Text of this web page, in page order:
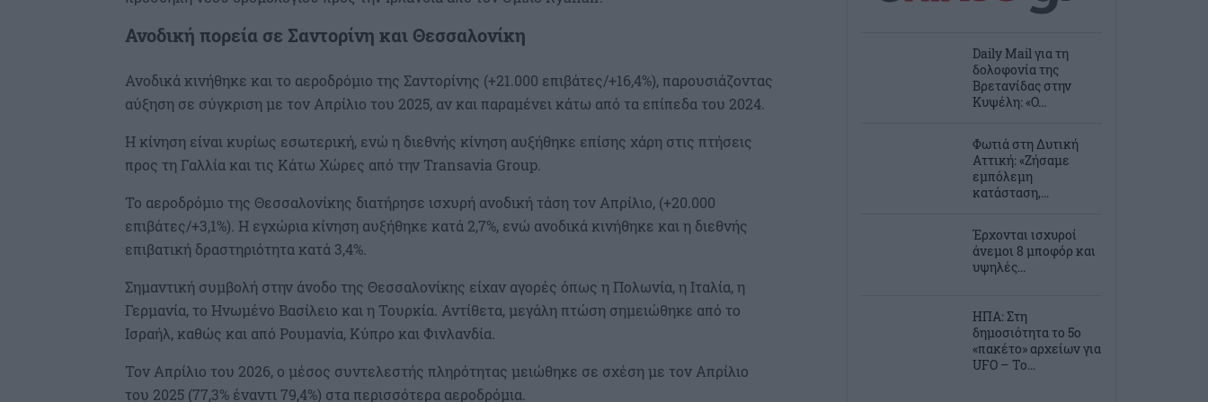
Ανοδική πορεία σε Σαντορίνη και Θεσσαλονίκη
Ανοδικά κινήθηκε και το αεροδρόμιο της Σαντορίνης (+21.000 επιβάτες/+16,4%), παρουσιάζοντας
αύξηση σε σύγκριση με τον Απρίλιο του 2025, αν και παραμένει κάτω από τα επίπεδα του 2024.
Η κίνηση είναι κυρίως εσωτερική, ενώ η διεθνής κίνηση αυξήθηκε επίσης χάρη στις πτήσεις
προς τη Γαλλία και τις Κάτω Χώρες από την Transavia Group.
Το αεροδρόμιο της Θεσσαλονίκης διατήρησε ισχυρή ανοδική τάση τον Απρίλιο, (+20.000
επιβάτες/+3,1%). Η εγχώρια κίνηση αυξήθηκε κατά 2,7%, ενώ ανοδικά κινήθηκε και η διεθνής
επιβατική δραστηριότητα κατά 3,4%.
Σημαντική συμβολή στην άνοδο της Θεσσαλονίκης είχαν αγορές όπως η Πολωνία, η Ιταλία, η
Γερμανία, το Ηνωμένο Βασίλειο και η Τουρκία. Αντίθετα, μεγάλη πτώση σημειώθηκε από το
Ισραήλ, καθώς και από Ρουμανία, Κύπρο και Φινλανδία.
Τον Απρίλιο του 2026, ο μέσος συντελεστής πληρότητας μειώθηκε σε σχέση με τον Απρίλιο
του 2025 (77,3% έναντι 79,4%) στα περισσότερα αεροδρόμια.
Daily Mail για τη
δολοφονία της
Βρετανίδας στην
Κυψέλη: «Ο...
Φωτιά στη Δυτική
Αττική: «Ζήσαμε
εμπόλεμη
κατάσταση,...
Έρχονται ισχυροί
άνεμοι 8 μποφόρ και
υψηλές...
ΗΠΑ: Στη
δημοσιότητα το 5ο
«πακέτο» αρχείων για
UFO – Το...